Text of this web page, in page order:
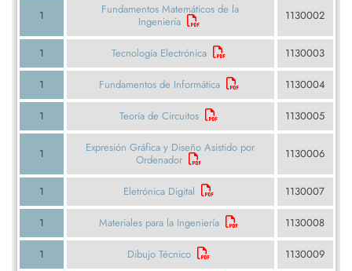
1
Fundamentos Matemáticos de la
Ingeniería
1130002
1 Tecnología Electrónica 1130003
1 Fundamentos de Informática 1130004
1 Teoría de Circuitos 1130005
1
Expresión Gráfica y Diseño Asistido por
Ordenador
1130006
1 Eletrónica Digital 1130007
1 Materiales para la Ingeniería 1130008
1 Dibujo Técnico 1130009